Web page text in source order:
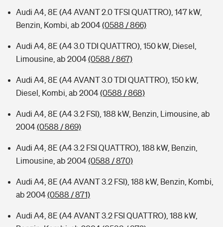
Audi A4, 8E (A4 AVANT 2.0 TFSI QUATTRO), 147 kW,
Benzin, Kombi, ab 2004(0588 / 866)
Audi A4, 8E (A4 3.0 TDI QUATTRO), 150 kW, Diesel,
Limousine, ab 2004(0588 / 867)
Audi A4, 8E (A4 AVANT 3.0 TDI QUATTRO), 150 kW,
Diesel, Kombi, ab 2004(0588 / 868)
Audi A4, 8E (A4 3.2 FSI), 188 kW, Benzin, Limousine, ab
2004(0588 / 869)
Audi A4, 8E (A4 3.2 FSI QUATTRO), 188 kW, Benzin,
Limousine, ab 2004(0588 / 870)
Audi A4, 8E (A4 AVANT 3.2 FSI), 188 kW, Benzin, Kombi,
ab 2004(0588 / 871)
Audi A4, 8E (A4 AVANT 3.2 FSI QUATTRO), 188 kW,